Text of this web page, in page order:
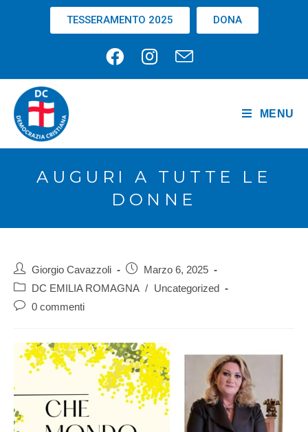
TESSERAMENTO 2025 DONA
MENU
AUGURI A TUTTE LE
DONNE
Giorgio Cavazzoli
Marzo 6, 2025
DC EMILIA ROMAGNA /
Uncategorized
0 commenti